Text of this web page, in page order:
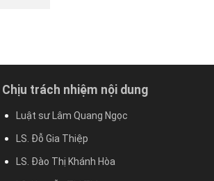
Chịu trách nhiệm nội dung
Luật sư Lâm Quang Ngọc
LS. Đỗ Gia Thiệp
LS. Đào Thị Khánh Hòa